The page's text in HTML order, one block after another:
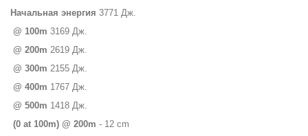
Начальная энергия 3771 Дж.
@ 100m 3169 Дж.
@ 200m 2619 Дж.
@ 300m 2155 Дж.
@ 400m 1767 Дж.
@ 500m 1418 Дж
(0 at 100m) @ 200m - 12 cm